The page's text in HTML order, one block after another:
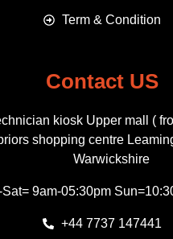
Term & Condition
Contact US
kiosk Upper mall (
shopping centre
Warwickshire
Sat= 9am-05:30pm
+44 7737 147441